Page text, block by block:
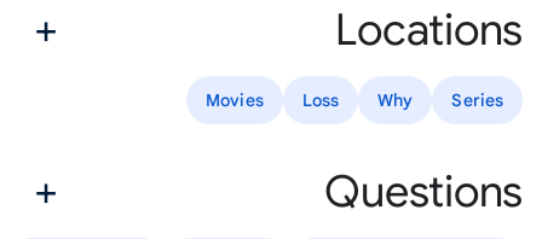
Locations
Series
Why
Loss
Movies
Questions